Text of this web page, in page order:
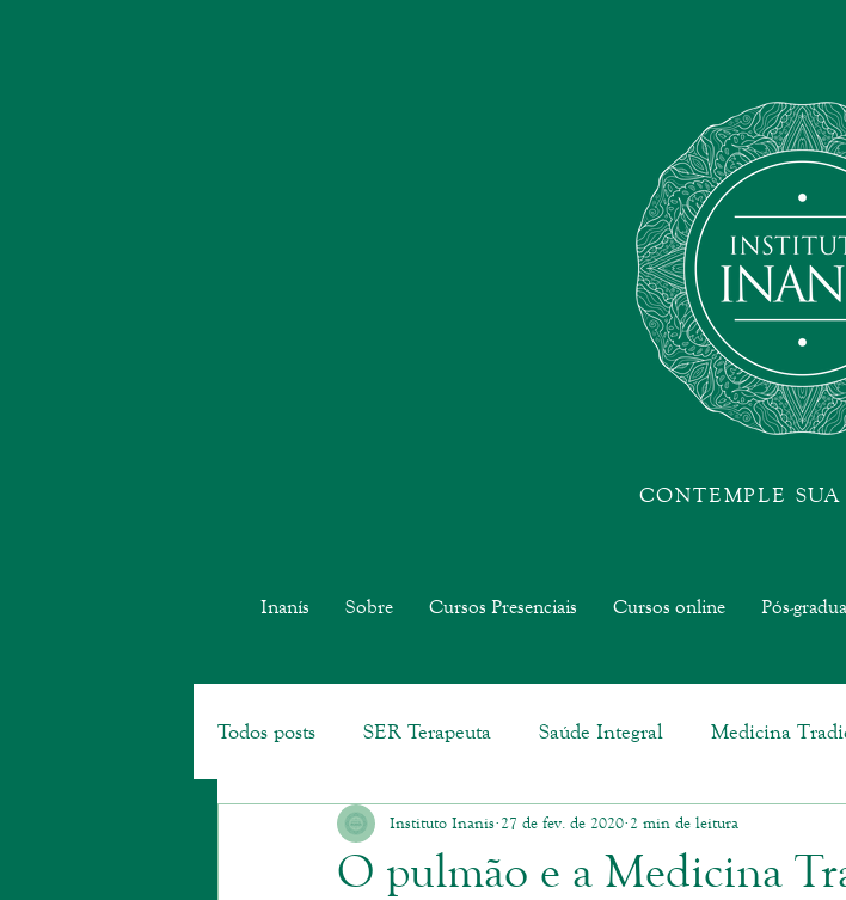
CONTEMPLE
Inanís Sobre Cursos Presenciais Cursos online Pós-
Todos posts SER Terapeuta Saúde Integral Medicina
Geoterapia
O pulmão e a Medicina
Instituto Inanis 27 de fev. de 2020 2 min de leitura